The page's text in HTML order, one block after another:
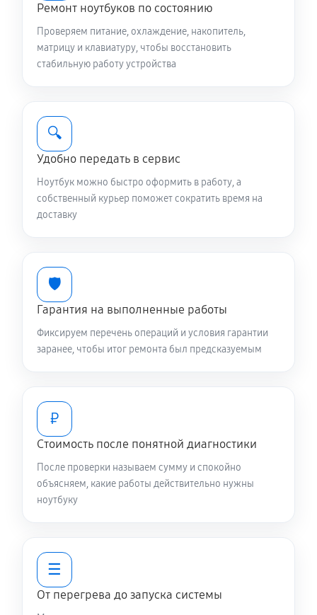
1920 руб 60 минут
Чистка от пыли ноутбука Asus Duo GX650RS-
LO051W
Настройка ОС ноутбука Asus Duo GX650RS-LO051W
Ремонт подсветки ноутбука Asus Duo GX650RS-
LO051W
LO051W
Замена видеочипа ноутбука Asus Duo GX650RS-
LO051W
Ремонт разъема питания
Ремонт цепей питания
3000 руб 80 минут
Замена жесткого диска
900 руб
Ремонт ноутбуков по состоянию
Проверяем питание, охлаждение, накопитель,
матрицу и клавиатуру, чтобы восстановить
стабильную работу устройства
🔍
Удобно передать в сервис
Ноутбук можно быстро оформить в работу, а
собственный курьер поможет сократить время на
доставку
🛡️
Гарантия на выполненные работы
Фиксируем перечень операций и условия гарантии
заранее, чтобы итог ремонта был предсказуемым
₽
Стоимость после понятной диагностики
После проверки называем сумму и спокойно
объясняем, какие работы действительно нужны
ноутбуку
☰
От перегрева до запуска системы